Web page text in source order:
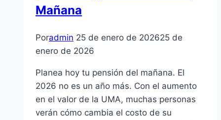
Mañana
Poradmin 25 de enero de 202625 de
enero de 2026
Planea hoy tu pensión del mañana. El
2026 no es un año más. Con el aumento
en el valor de la UMA, muchas personas
verán cómo cambia el costo de su